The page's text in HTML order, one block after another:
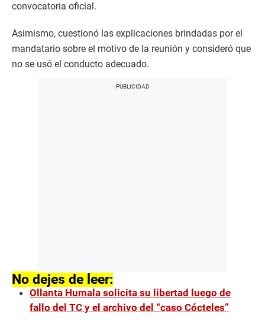
convocatoria oficial.
Asimismo, cuestionó las explicaciones brindadas por el
mandatario sobre el motivo de la reunión y consideró que
no se usó el conducto adecuado.
No dejes de leer:
Ollanta Humala solicita su libertad luego de
fallo del TC y el archivo del “caso Cócteles”